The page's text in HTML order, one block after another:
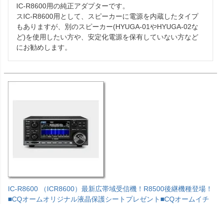
IC-R8600用の純正アダプターです。
スIC-R8600用として、スピーカーに電源を内蔵したタイプ
もありますが、別のスピーカー(HYUGA-01やHYUGA-02な
ど)を使用したい方や、安定化電源を保有していない方など
にお勧めします。
IC-R8600 （ICR8600）最新広帯域受信機！R8500後継機種登場！
■CQオームオリジナル液晶保護シートプレゼント■CQオームイチ